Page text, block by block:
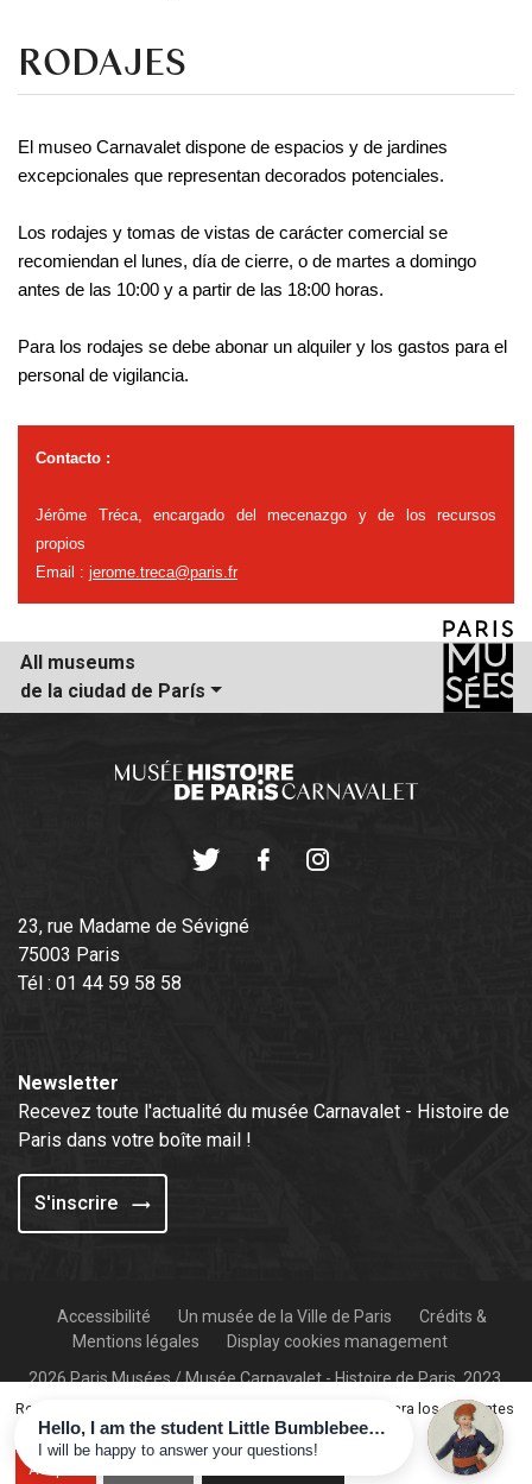
Recopilamos y procesamos su información personal para los siguientes
propósitos :system, tracking.
Aceptar
RODAJES
El museo Carnavalet dispone de espacios y de jardines
excepcionales que representan decorados potenciales.
Los rodajes y tomas de vistas de carácter comercial se
recomiendan el lunes, día de cierre, o de martes a domingo
antes de las 10:00 y a partir de las 18:00 horas.
Para los rodajes se debe abonar un alquiler y los gastos para el
personal de vigilancia.
Contacto :
Jérôme Tréca, encargado del
mecenazgo y de los recursos
propios
Email : jerome.treca@paris.fr
All museums
de la ciudad de París
23, rue Madame de Sévigné
75003 Paris
Tél : 01 44 59 58 58
Newsletter
Recevez toute l'actualité du musée Carnavalet - Histoire de
Paris dans votre boîte mail !
S'inscrire
Accessibilité Un musée de la Ville de Paris
Crédits &
Mentions légales
Display cookies management
2026 Paris Musées / Musée Carnavalet - Histoire de Paris, 2023.